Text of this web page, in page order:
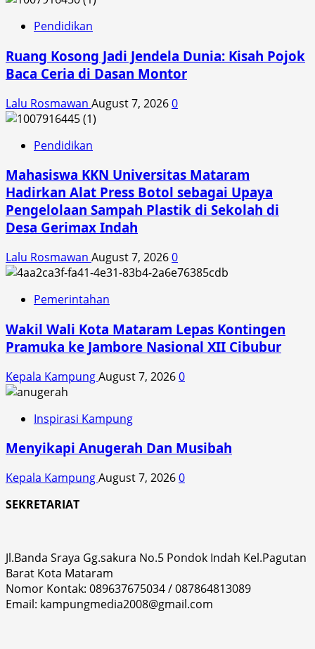
Pendidikan
Ruang Kosong Jadi Jendela Dunia: Kisah Pojok
Baca Ceria di Dasan Montor
Lalu Rosmawan August 7, 20260
Pendidikan
Mahasiswa KKN Universitas Mataram
Hadirkan Alat Press Botol sebagai Upaya
Pengelolaan Sampah Plastik di Sekolah di
Desa Gerimax Indah
Lalu Rosmawan August 7, 20260
Pemerintahan
Wakil Wali Kota Mataram Lepas Kontingen
Pramuka ke Jambore Nasional XII Cibubur
Kepala KampungAugust 7, 20260
Inspirasi Kampung
Menyikapi Anugerah Dan Musibah
Kepala KampungAugust 7, 20260
SEKRETARIAT
Jl.Banda Sraya Gg.sakura No.5 Pondok Indah Kel.Pagutan
Barat Kota Mataram
Nomor Kontak: 089637675034 / 087864813089
Email: kampungmedia2008@gmail.com